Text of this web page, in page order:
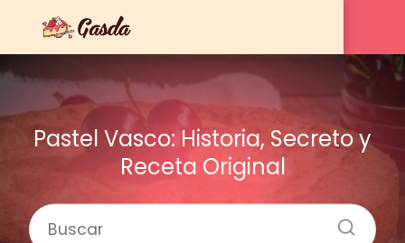
Pastel Vasco: Historia, Secreto y
Receta Original